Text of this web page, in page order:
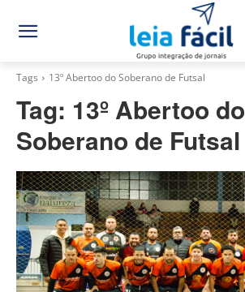
Tags 13º Abertoo do Soberano de Futsal
Tag: 13º Abertoo do
Soberano de Futsal